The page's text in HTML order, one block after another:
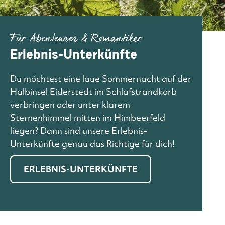
Für Abenteurer & Romantiker
Erlebnis-Unterkünfte
Du möchtest eine laue Sommernacht auf der
Halbinsel Eiderstedt im Schlafstrandkorb
verbringen oder unter klarem
Sternenhimmel mitten im Himbeerfeld
liegen? Dann sind unsere Erlebnis-
Unterkünfte genau das Richtige für dich!
ERLEBNIS-UNTERKÜNFTE